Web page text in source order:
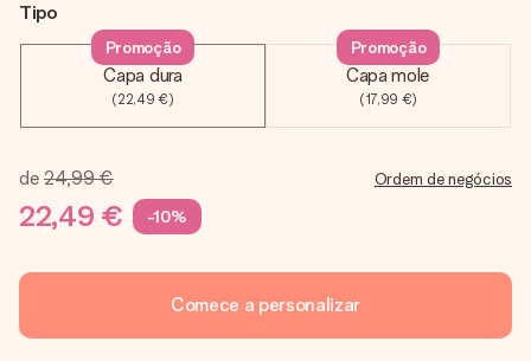
Tipo
Capa dura
(22,49 €)
Promoção
Capa mole
(17,99 €)
Promoção
de 24,99 €
22,49 € -10%
Ordem de negócios
Comece a personalizar